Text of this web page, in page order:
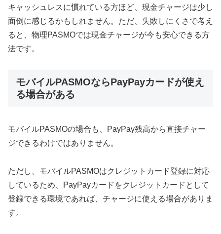
キャッシュレスに慣れている方ほど、現金チャージは少し
面倒に感じるかもしれません。ただ、失敗しにくさで考え
ると、物理PASMOでは現金チャージが今も安心できる方
法です。
モバイルPASMOならPayPayカードが使え
る場合がある
モバイルPASMOの場合も、PayPay残高から直接チャー
ジできるわけではありません。
ただし、モバイルPASMOはクレジットカード登録に対応
しているため、PayPayカードをクレジットカードとして
登録できる環境であれば、チャージに使える場合がありま
す。